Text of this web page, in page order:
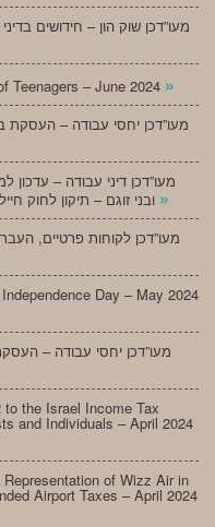
מעו”דכן שוק הון – חידושים
Teenagers – June 2024 »
מעו”דכן יחסי עבודה – העסקת
מעו”דכן דיני עבודה –
»
מעו”דכן לקוחות פרטיים,
Day – May 2024
מעו”דכן יחסי עבודה –
the Israel Income Tax
and Individuals – April 2024
of Wizz Air in
Airport Taxes – April 2024